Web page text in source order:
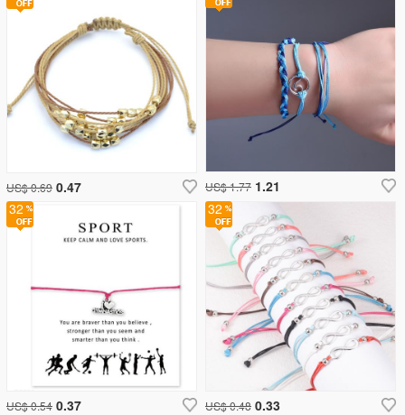
US$ 1.77 1.21
32
US$ 0.48 0.33
32
US$ 0.54 0.37
US$ 0.69 0.47